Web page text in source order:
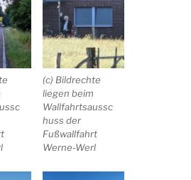
(c) Bildrechte
liegen beim
Wallfahrtsaussc
huss der
Fußwallfahrt
Werne-Werl